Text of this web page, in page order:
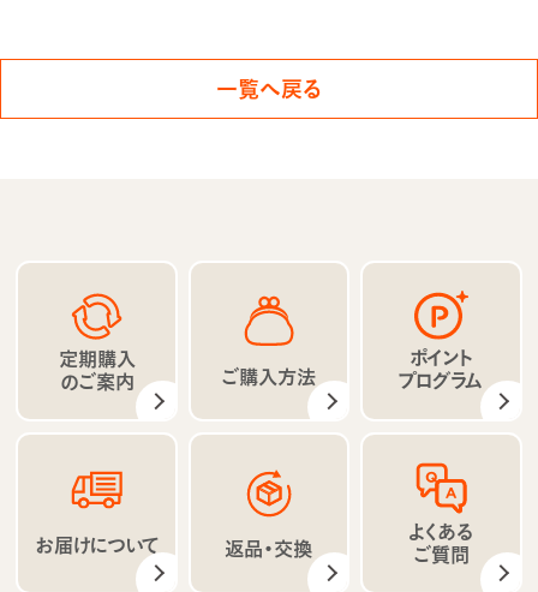
一覧へ戻る
定期購入
のご案内 ご購入方法
ポイント
プログラム
お届けについて 返品・交換
よくある
ご質問